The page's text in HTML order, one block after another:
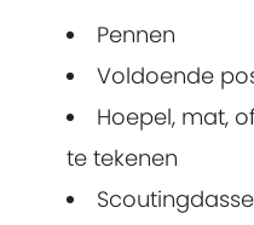
Pennen
Voldoende
Hoepel, mat,
te tekenen